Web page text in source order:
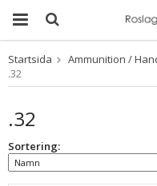
Startsida Ammunition /
.32
.32
Sortering: